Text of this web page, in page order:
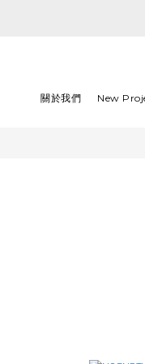
關於我們 New